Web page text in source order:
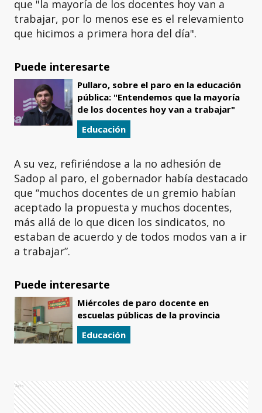
que "la mayoría de los docentes hoy van a
trabajar, por lo menos ese es el relevamiento
que hicimos a primera hora del día".
Puede interesarte
Pullaro, sobre el paro en la educación
pública: "Entendemos que la mayoría
de los docentes hoy van a trabajar"
Educación
A su vez, refiriéndose a la no adhesión de
Sadop al paro, el gobernador había destacado
que “muchos docentes de un gremio habían
aceptado la propuesta y muchos docentes,
más allá de lo que dicen los sindicatos, no
estaban de acuerdo y de todos modos van a ir
a trabajar”.
Puede interesarte
Miércoles de paro docente en
escuelas públicas de la provincia
Educación
Ads